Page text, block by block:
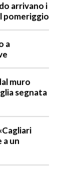
arrivano i
pomeriggio
a
muro
segnata
a un